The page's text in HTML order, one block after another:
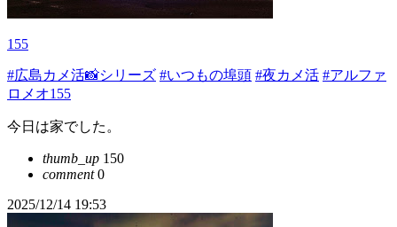
155
#広島カメ活📸シリーズ #いつもの埠頭 #夜カメ活 #アルファ
ロメオ155
今日は家でした。
thumb_up 150
comment0
2025/12/14 19:53